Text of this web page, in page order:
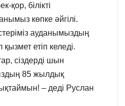
қор, білікті
көпке әйгілі.
ауданымыздың
қызмет етіп келеді.
сіздерді шын
85 жылдық
– деді Руслан